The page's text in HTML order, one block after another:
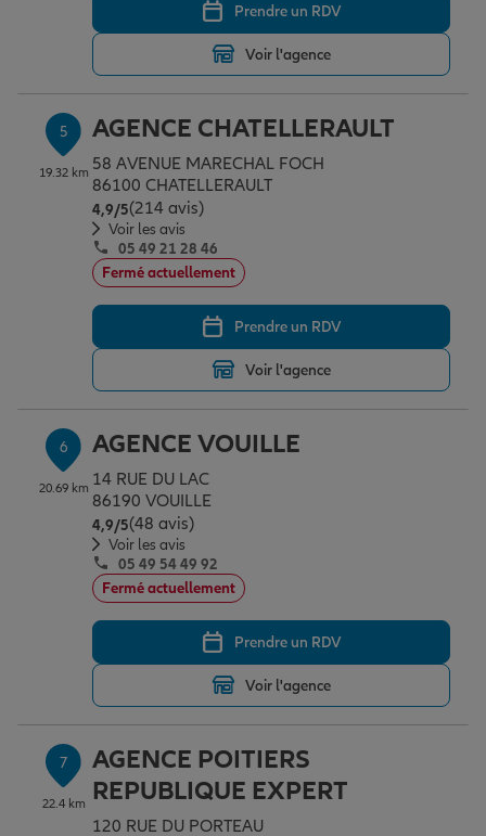
Prendre un RDV
Voir l'agence
5
19.32 km
AGENCE CHATELLERAULT
58 AVENUE MARECHAL FOCH
86100 CHATELLERAULT
4,9/5Note de 4.9 sur 5
(214 avis)
Voir les avis
05 49 21 28 46
Fermé actuellement
Prendre un RDV
Voir l'agence
6
20.69 km
AGENCE VOUILLE
14 RUE DU LAC
86190 VOUILLE
4,9/5Note de 4.9 sur 5
(48 avis)
Voir les avis
05 49 54 49 92
Fermé actuellement
Prendre un RDV
Voir l'agence
7
22.4 km
AGENCE POITIERS
REPUBLIQUE EXPERT
120 RUE DU PORTEAU